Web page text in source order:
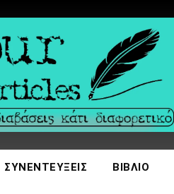
ΣΥΝΕΝΤΕΎΞΕΙΣ ΒΙΒΛΊΟ